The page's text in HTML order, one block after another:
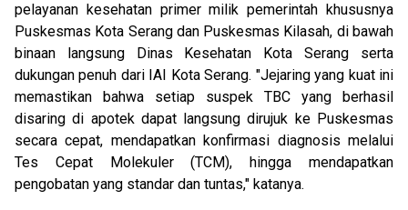
pelayanan kesehatan primer milik pemerintah khususnya
Puskesmas Kota Serang dan Puskesmas Kilasah, di bawah
binaan langsung Dinas Kesehatan Kota Serang serta
dukungan penuh dari IAI Kota Serang. "Jejaring yang kuat ini
memastikan bahwa setiap suspek TBC yang berhasil
disaring di apotek dapat langsung dirujuk ke Puskesmas
secara cepat, mendapatkan konfirmasi diagnosis melalui
Tes Cepat Molekuler (TCM), hingga mendapatkan
pengobatan yang standar dan tuntas," katanya.